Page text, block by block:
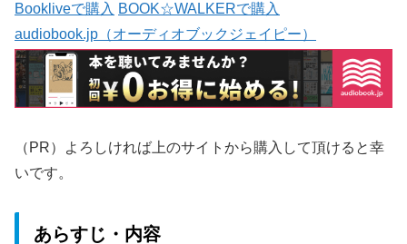
Bookliveで購入 BOOK☆WALKERで購入
audiobook.jp（オーディオブックジェイピー）
（PR）よろしければ上のサイトから購入して頂けると幸
いです。
あらすじ・内容